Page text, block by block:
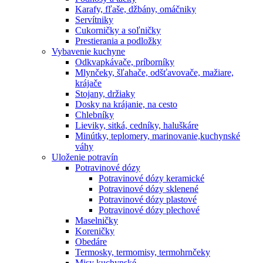
Karafy, fľaše, džbány, omáčniky
Servítniky
Cukorničky a soľničky
Prestierania a podložky
Vybavenie kuchyne
Odkvapkávače, príborníky
Mlynčeky, šľahače, odšťavovače, mažiare,
krájače
Stojany, držiaky
Dosky na krájanie, na cesto
Chlebníky
Lieviky, sitká, cedníky, haluškáre
Minútky, teplomery, marinovanie,kuchynské
váhy
Uloženie potravín
Potravinové dózy
Potravinové dózy keramické
Potravinové dózy sklenené
Potravinové dózy plastové
Potravinové dózy plechové
Maselničky
Koreničky
Obedáre
Termosky, termomisy, termohrnčeky